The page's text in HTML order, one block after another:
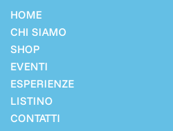
HOME
CHI SIAMO
SHOP
EVENTI
ESPERIENZE
LISTINO
CONTATTI